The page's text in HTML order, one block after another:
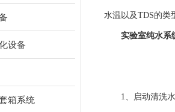
设备
箱系统
水温以及TDS的类
实验室纯水系
1、启动清洗水